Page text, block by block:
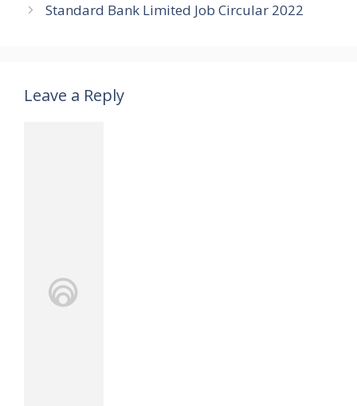
Standard Bank Limited Job Circular 2022
Leave a Reply